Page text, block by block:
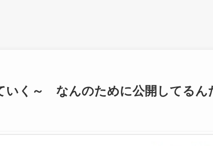
いく～ なんのために公開してるん